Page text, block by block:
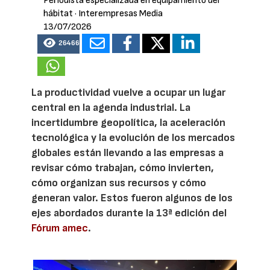
hábitat · Interempresas Media
13/07/2026
26466
La productividad vuelve a ocupar un lugar
central en la agenda industrial. La
incertidumbre geopolítica, la aceleración
tecnológica y la evolución de los mercados
globales están llevando a las empresas a
revisar cómo trabajan, cómo invierten,
cómo organizan sus recursos y cómo
generan valor. Estos fueron algunos de los
ejes abordados durante la 13ª edición del
Fórum amec.